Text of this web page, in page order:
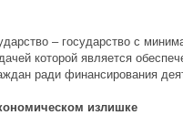
– государство с
которой является
ради финансирования
излишке